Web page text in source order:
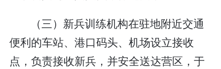
（三）新兵训练机构在驻地附近交通
便利的车站、港口码头、机场设立接收
点，负责接收新兵，并安全送达营区，于